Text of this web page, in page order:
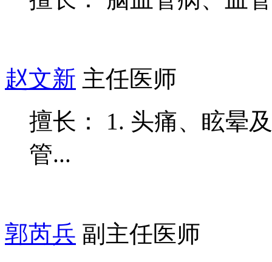
赵文新 主任医师
擅长： 1. 头痛、眩晕
管...
郭芮兵 副主任医师